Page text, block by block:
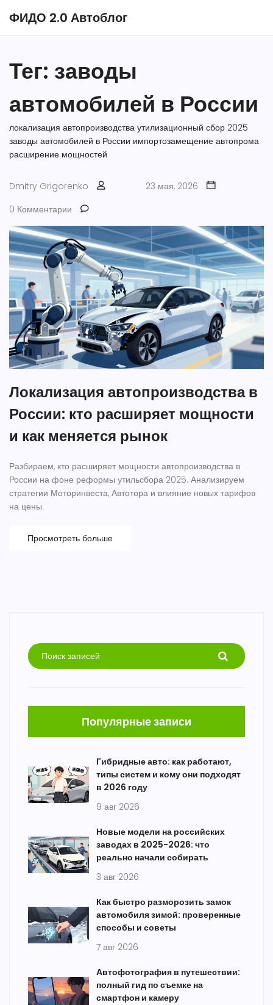
ФИДО 2.0 Автоблог
Тег: заводы
автомобилей в России
локализация автопроизводства утилизационный сбор 2025
заводы автомобилей в России импортозамещение автопрома
расширение мощностей
Dmitry Grigorenko
23 мая, 2026
0 Комментарии
Локализация автопроизводства в
России: кто расширяет мощности
и как меняется рынок
Разбираем, кто расширяет мощности автопроизводства в
России на фоне реформы утильсбора 2025. Анализируем
стратегии Моторинвеста, Автотора и влияние новых тарифов
на цены.
Просмотреть больше
Популярные записи
Гибридные авто: как работают,
типы систем и кому они подходят
в 2026 году
9 авг 2026
Новые модели на российских
заводах в 2025-2026: что
реально начали собирать
3 авг 2026
Как быстро разморозить замок
автомобиля зимой: проверенные
способы и советы
7 авг 2026
Автофотография в путешествии:
полный гид по съемке на
смартфон и камеру